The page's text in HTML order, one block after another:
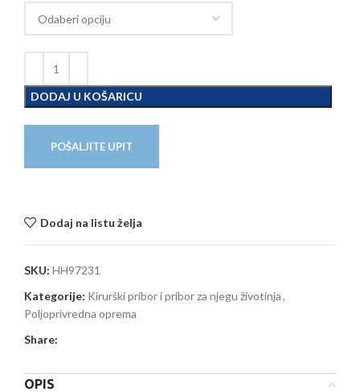
DODAJ U KOŠARICU
POŠALJITE UPIT
Dodaj na listu želja
SKU: HH97231
Kategorije: Kirurški pribor i pribor za njegu životinja,
Poljoprivredna oprema
Share:
OPIS